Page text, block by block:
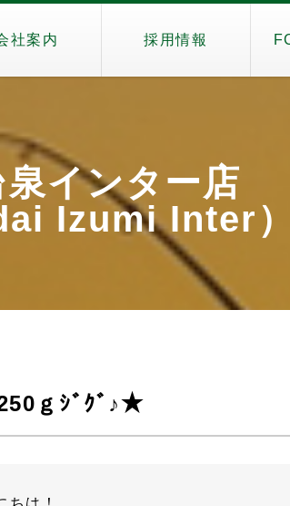
社案内 採用情報
インター店
Izumi Inter）
ｇｼﾞｸﾞ♪★
ちは！